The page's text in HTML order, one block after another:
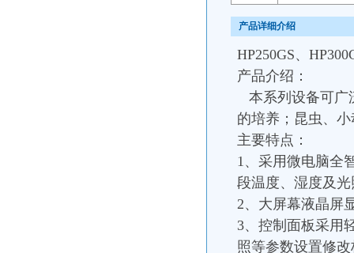
产品详细介绍
HP250GS、
产品介绍：
本系列设备可广
的培养；昆虫、
主要特点：
1、采用微电脑全
段温度、湿度及
2、大屏幕液晶屏
3、控制面板采用
照等参数设置修